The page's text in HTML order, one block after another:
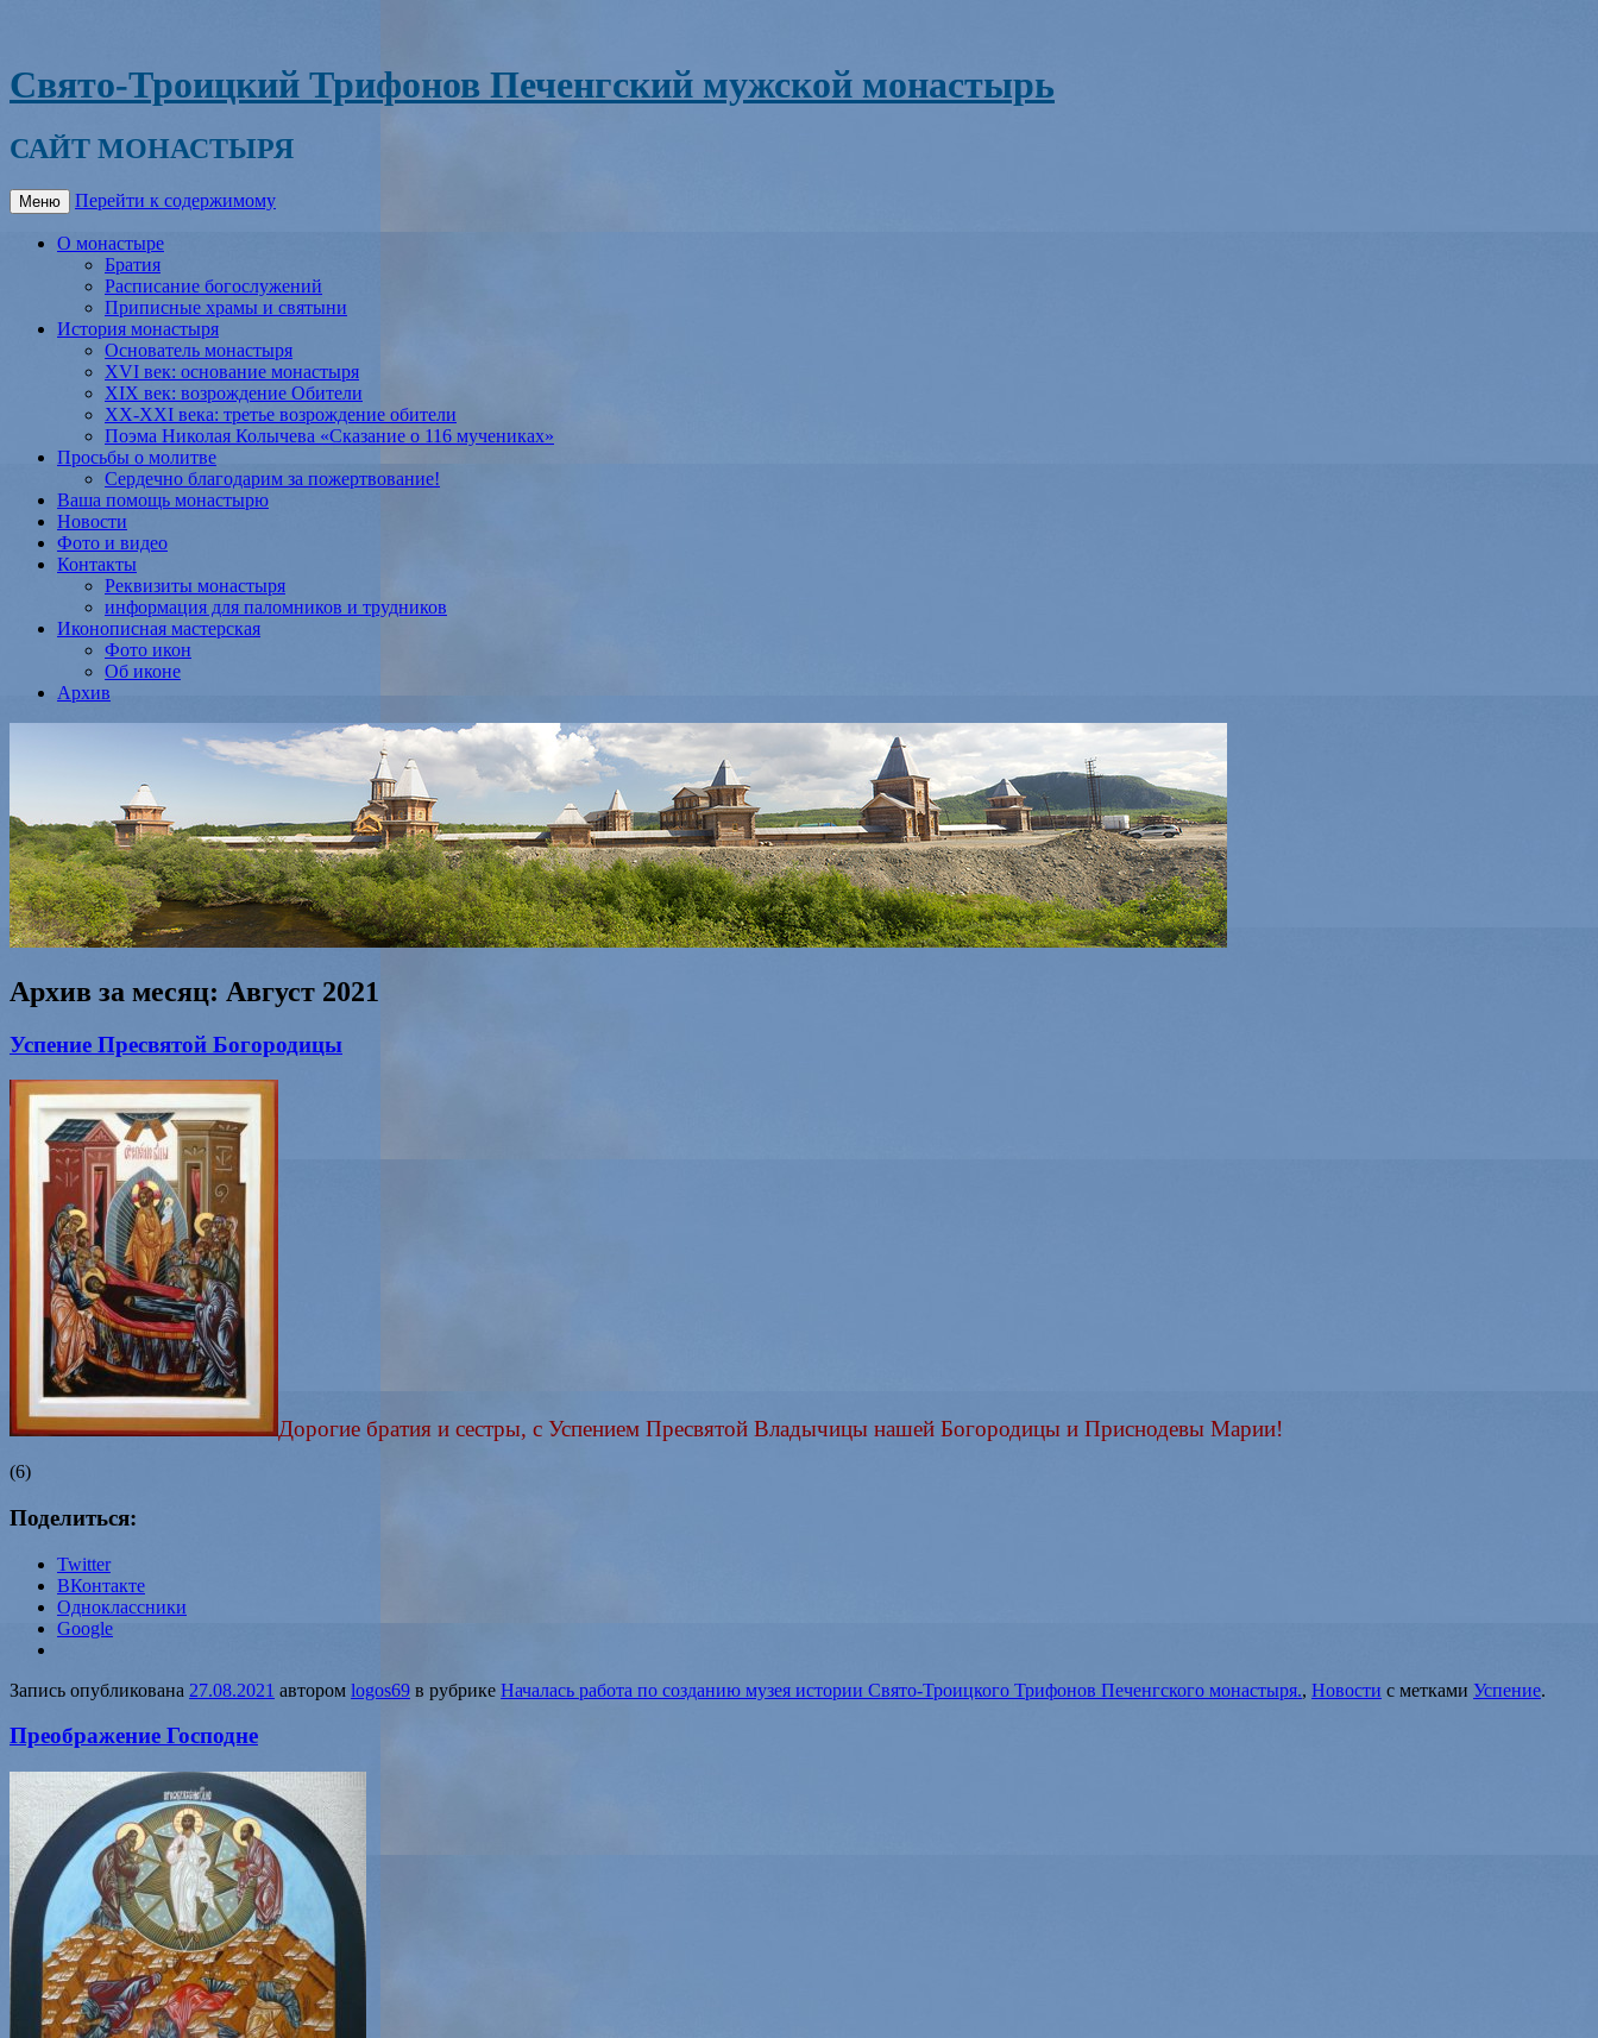
Свято-Троицкий Трифонов Печенгский мужской монастырь
САЙТ МОНАСТЫРЯ
Меню Перейти к содержимому
О монастыре
Братия
Расписание богослужений
Приписные храмы и святыни
История монастыря
Основатель монастыря
XVI век: основание монастыря
XIX век: возрождение Обители
XX-XXI века: третье возрождение обители
Поэма Николая Колычева «Сказание о 116 мучениках»
Просьбы о молитве
Сердечно благодарим за пожертвование!
Ваша помощь монастырю
Новости
Фото и видео
Контакты
Реквизиты монастыря
информация для паломников и трудников
Иконописная мастерская
Фото икон
Об иконе
Архив
Архив за месяц: Август 2021
Успение Пресвятой Богородицы
Дорогие братия и сестры, с Успением Пресвятой Владычицы нашей Богородицы и Приснодевы Марии!
(6)
Поделиться:
Twitter
ВКонтакте
Одноклассники
Google
Запись опубликована 27.08.2021 автором logos69 в рубрике Началась работа по созданию музея истории Свято-Троицкого Трифонов Печенгского монастыря., Новости с метками Успение.
Преображение Господне